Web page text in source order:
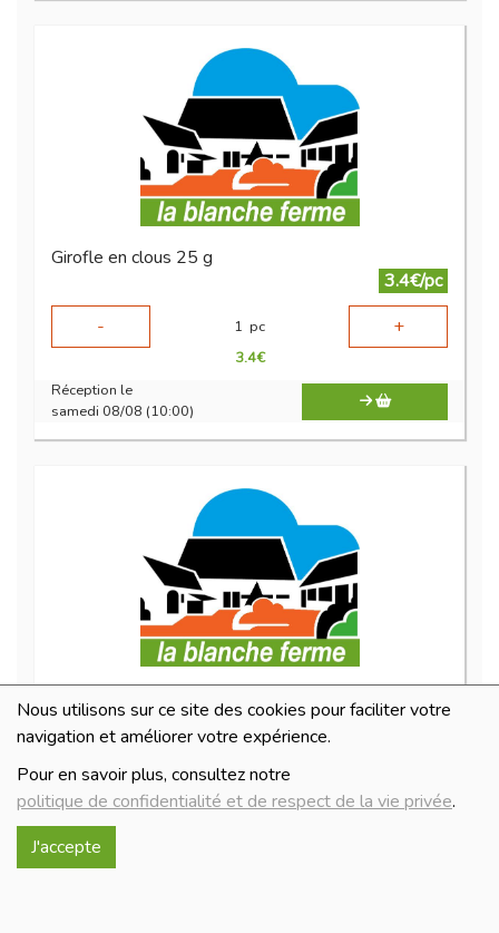
Nous utilisons sur ce site des cookies pour faciliter votre
navigation et améliorer votre expérience.
Pour en savoir plus, consultez notre
politique de confidentialité et de respect de la vie privée.
J'accepte
Girofle en clous 25 g
3.4€/pc
-
1 pc +
3.4€
Réception le
samedi 08/08 (10:00)
Lefaitoubon 50 g
4.2€/pc
-
1 pc
4.2€
Réception le
samedi 08/08 (10:00)